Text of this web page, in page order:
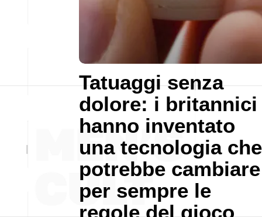
Tatuaggi senza
dolore: i britannici
hanno inventato
una tecnologia che
potrebbe cambiare
per sempre le
regole del gioco